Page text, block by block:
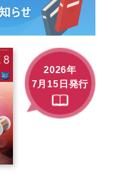
2026年
7月15日発行